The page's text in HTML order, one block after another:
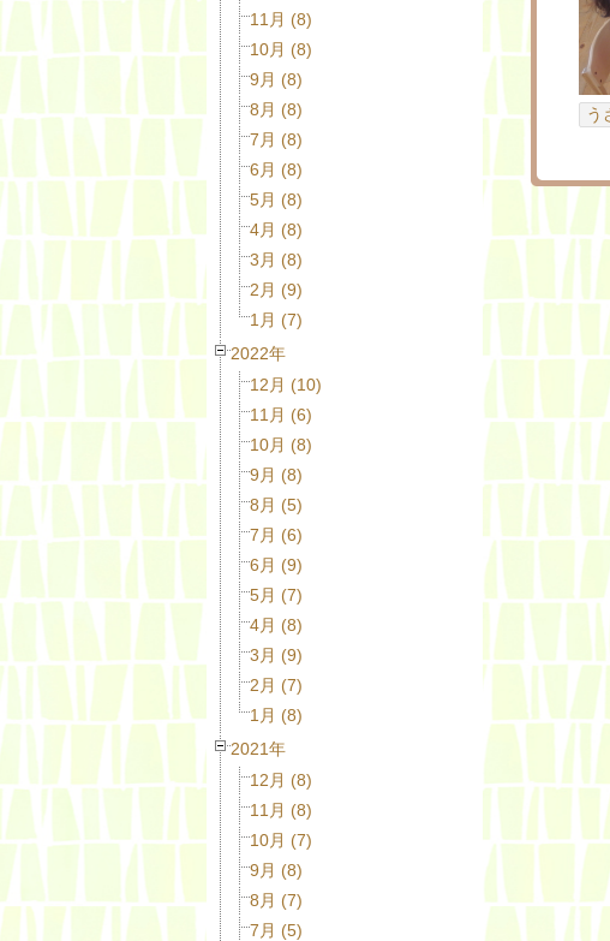
11月 (8)
10月 (8)
9月 (8)
8月 (8)
7月 (8)
6月 (8)
5月 (8)
4月 (8)
3月 (8)
2月 (9)
1月 (7)
2022年
12月 (10)
11月 (6)
10月 (8)
9月 (8)
8月 (5)
7月 (6)
6月 (9)
5月 (7)
4月 (8)
3月 (9)
2月 (7)
1月 (8)
2021年
12月 (8)
11月 (8)
10月 (7)
9月 (8)
8月 (7)
7月 (5)
う